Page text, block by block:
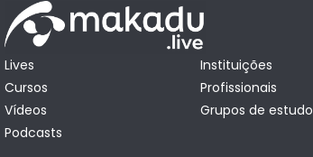
Lives
Cursos
Vídeos
Podcasts
Instituições
Profissionais
Grupos de estudo